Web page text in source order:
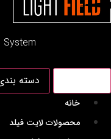
System
دسته
خانه
محصولات لایت فیلد